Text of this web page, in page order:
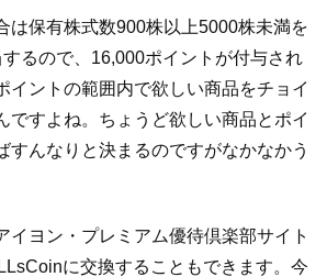
は保有株式数900株以上5000株未満を
るので、16,000ポイントが付与され
イントの範囲内で欲しい商品をチョイ
ですよね。ちょうど欲しい商品とポイ
すんなりと決まるのですがなかなかう
イヨン・プレミアム優待倶楽部サイト
に交換することもできます。今